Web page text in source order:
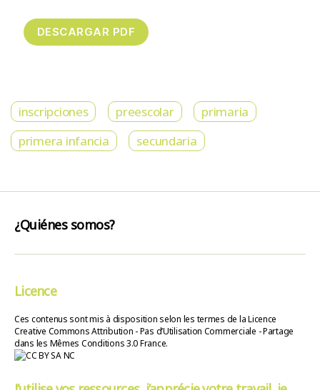
inscripciones preescolar
primaria
primera infancia
secundaria
¿Quiénes somos?
Licence
Ces contenus sont mis à disposition selon les termes de la Licence
Creative Commons Attribution - Pas d’Utilisation Commerciale - Partage
dans les Mêmes Conditions 3.0 France.